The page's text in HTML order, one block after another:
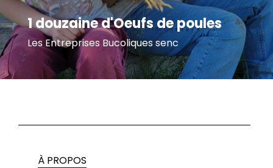
1 douzaine d'Oeufs de poules
Les Entreprises Bucoliques senc
À PROPOS